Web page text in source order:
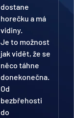
dostane
horečku a má
vidiny.
Je to možnost
jak vidět, že se
něco táhne
donekonečna.
Od
bezbřehosti
do